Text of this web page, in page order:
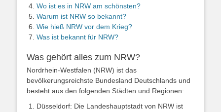
Wo ist es in NRW am schönsten?
Warum ist NRW so bekannt?
Wie hieß NRW vor dem Krieg?
Was ist bekannt für NRW?
Was gehört alles zum NRW?
Nordrhein-Westfalen (NRW) ist das
bevölkerungsreichste Bundesland Deutschlands und
besteht aus den folgenden Städten und Regionen:
Düsseldorf: Die Landeshauptstadt von NRW ist